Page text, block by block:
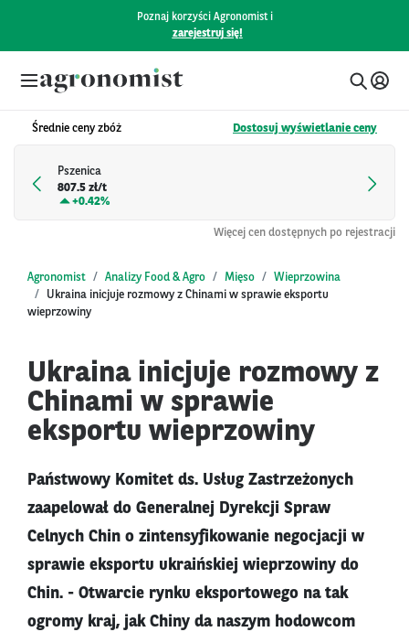
Poznaj korzyści Agronomist i
zarejestruj się!
Średnie ceny zbóż Dostosuj wyświetlanie ceny
Pszenica
807.5 zł/t
+0.42%
Więcej cen dostępnych po rejestracji
Agronomist Analizy Food & Agro Mięso
Wieprzowina
Ukraina inicjuje rozmowy z Chinami w sprawie eksportu
wieprzowiny
Ukraina inicjuje rozmowy z
Chinami w sprawie
eksportu wieprzowiny
Państwowy Komitet ds. Usług Zastrzeżonych
zaapelował do Generalnej Dyrekcji Spraw
Celnych Chin o zintensyfikowanie negocjacji w
sprawie eksportu ukraińskiej wieprzowiny do
Chin. - Otwarcie rynku eksportowego na tak
ogromy kraj, jak Chiny da naszym hodowcom